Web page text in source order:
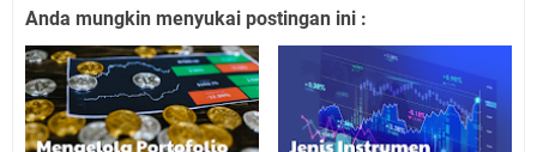
Anda mungkin menyukai postingan ini :